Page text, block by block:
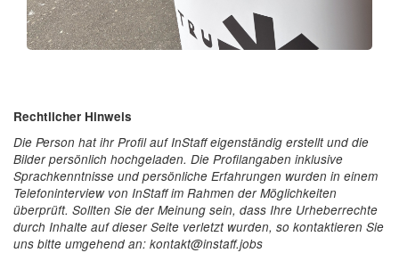
Rechtlicher Hinweis
Die Person hat ihr Profil auf InStaff eigenständig erstellt und die
Bilder persönlich hochgeladen. Die Profilangaben inklusive
Sprachkenntnisse und persönliche Erfahrungen wurden in einem
Telefoninterview von InStaff im Rahmen der Möglichkeiten
überprüft. Sollten Sie der Meinung sein, dass Ihre Urheberrechte
durch Inhalte auf dieser Seite verletzt wurden, so kontaktieren Sie
uns bitte umgehend an: kontakt@instaff.jobs